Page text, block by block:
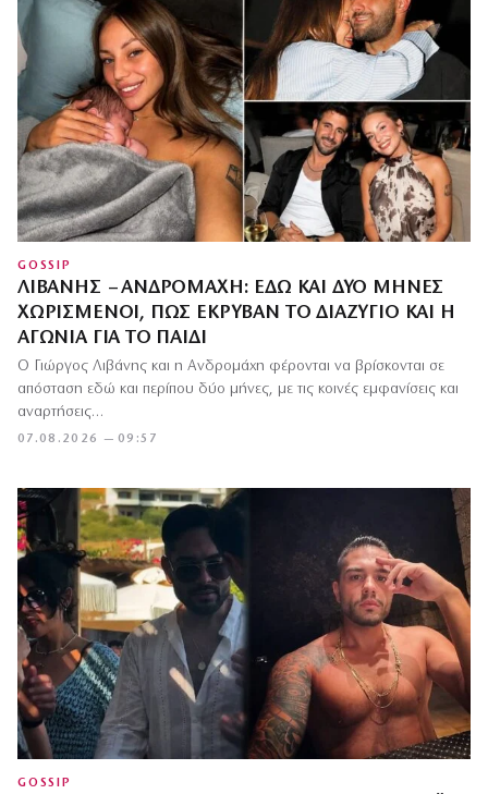
GOSSIP
ΛΙΒΆΝΗΣ – ΑΝΔΡΟΜΆΧΗ: ΕΔΏ ΚΑΙ ΔΎΟ ΜΉΝΕΣ
ΧΩΡΙΣΜΈΝΟΙ, ΠΏΣ ΈΚΡΥΒΑΝ ΤΟ ΔΙΑΖΎΓΙΟ ΚΑΙ Η
ΑΓΩΝΊΑ ΓΙΑ ΤΟ ΠΑΙΔΊ
07.08.2026 — 09:57
Ο Γιώργος Λιβάνης και η Ανδρομάχη φέρονται να βρίσκονται σε
απόσταση εδώ και περίπου δύο μήνες, με τις κοινές εμφανίσεις και
αναρτήσεις…
GOSSIP